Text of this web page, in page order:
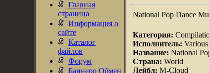
Главная
страница
Информация о
сайте
Каталог
файлов
Форум
Баннеро Обмен
National Pop Dance
Категория:
Исполнитель:
Название: National
Страна: World
Лейбл: M-Cloud